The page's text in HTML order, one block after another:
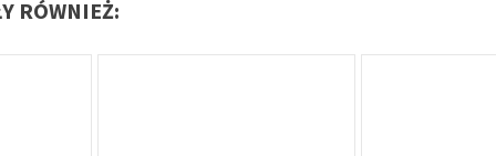
RÓWNIEŻ: